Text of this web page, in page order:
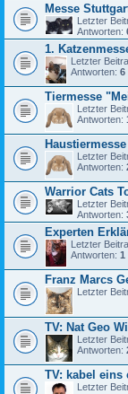
Messe
Letzter
Antworten:
1.
Letzter
Antworten: 6
Tiermesse
Letzter
Antworten:
Letzter
Antworten:
Warrior Cats
Letzter
Antworten:
Experten
Letzter
Antworten: 1
Franz Marcs
Letzter
TV: Nat Geo
Letzter
Antworten:
TV: kabel eins
Letzter